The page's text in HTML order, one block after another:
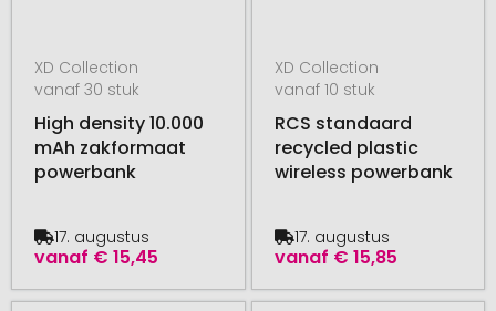
XD Collection
vanaf 30 stuk
High density 10.000
mAh zakformaat
powerbank
vanaf € 15,45
17. augustus
XD Collection
vanaf 10 stuk
RCS standaard
recycled plastic
wireless powerbank
vanaf € 15,85
17. augustus